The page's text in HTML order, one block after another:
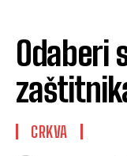
Odaberi
CRKVA